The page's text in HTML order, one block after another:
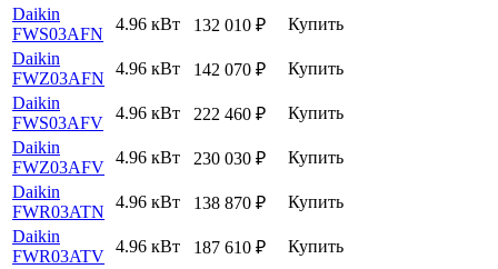
Daikin
FWS03AFN
4.96 кВт 132 010 ₽
Купить
Daikin
FWZ03AFN
4.96 кВт 142 070 ₽
Купить
Daikin
FWS03AFV
4.96 кВт 222 460 ₽
Купить
Daikin
FWZ03AFV
4.96 кВт 230 030 ₽
Купить
Daikin
FWR03ATN
4.96 кВт 138 870 ₽
Купить
Daikin
FWR03ATV
4.96 кВт 187 610 ₽
Купить